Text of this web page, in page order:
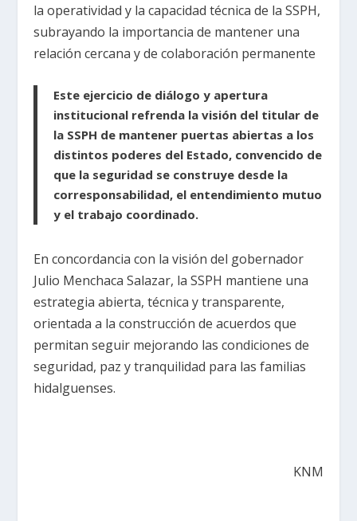
la operatividad y la capacidad técnica de la SSPH,
subrayando la importancia de mantener una
relación cercana y de colaboración permanente
Este ejercicio de diálogo y apertura
institucional refrenda la visión del titular de
la SSPH de mantener puertas abiertas a los
distintos poderes del Estado, convencido de
que la seguridad se construye desde la
corresponsabilidad, el entendimiento mutuo
y el trabajo coordinado.
En concordancia con la visión del gobernador
Julio Menchaca Salazar, la SSPH mantiene una
estrategia abierta, técnica y transparente,
orientada a la construcción de acuerdos que
permitan seguir mejorando las condiciones de
seguridad, paz y tranquilidad para las familias
hidalguenses.
KNM